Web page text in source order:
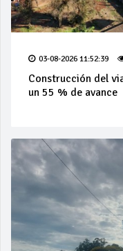
03-08-2026 11:52:39
Construcción del
un 55 % de avance